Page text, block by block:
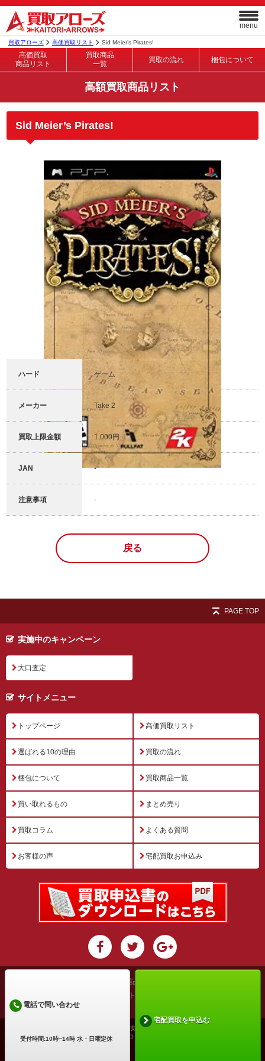
menu
買取アローズ 高価買取リスト Sid Meier’s Pirates!
高価買取
商品リスト
買取商品
一覧
買取の流れ 梱包について
高額買取商品リスト
Sid Meier’s Pirates!
ハード ゲーム
メーカー Take 2
買取上限金額 1,000円
JAN -
注意事項 -
戻る
PAGE TOP
実施中のキャンペーン
大口査定
サイトメニュー
トップページ 高価買取リスト
選ばれる10の理由 買取の流れ
梱包について 買取商品一覧
買い取れるもの まとめ売り
買取コラム よくある質問
お客様の声 宅配買取お申込み
特定商取引法に基づく表記
サイトマップ
古物商許可証番号: 兵庫県公安委員会 第631531400002号
Copyright ©2026 買取アローズ All Rights Reserved.
電話で問い合わせ
受付時間:10時~14時 水・日曜定休
宅配買取を申込む